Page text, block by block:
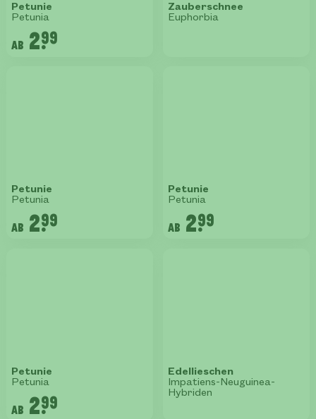
Petunie
Petunia
ab 2.99
Zauberschnee
Euphorbia
Petunie
Petunia
ab 2.99
Petunie
Petunia
ab 2.99
Petunie
Petunia
ab 2.99
Edellieschen
Impatiens-Neuguinea-
Hybriden